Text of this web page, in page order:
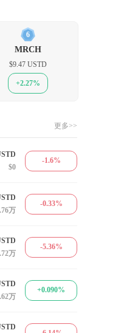
6
MRCH
$9.47 USTD
+2.27%
更多>>
$0
-1.6%
万
-0.33%
万
-5.36%
万
+0.090%